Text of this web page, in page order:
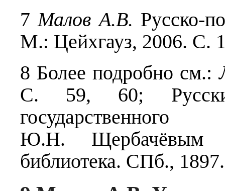
7Малов А.В. Русско-
М.: Цейхгауз, 2006. C.
8 Более подробно см.:
С. 59, 60; Русские
Ю.Н. Щербачёвым //
библиотека. СПб.,